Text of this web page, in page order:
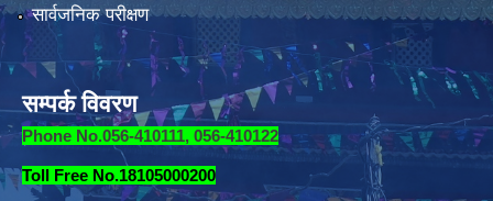
सार्वजनिक परीक्षण
सम्पर्क विवरण
Phone No.056-410111, 056-410122
Toll Free No.18105000200